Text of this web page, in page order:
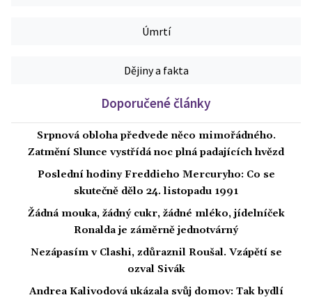
Úmrtí
Dějiny a fakta
Doporučené články
Srpnová obloha předvede něco mimořádného.
Zatmění Slunce vystřídá noc plná padajících hvězd
Poslední hodiny Freddieho Mercuryho: Co se
skutečně dělo 24. listopadu 1991
Žádná mouka, žádný cukr, žádné mléko, jídelníček
Ronalda je záměrně jednotvárný
Nezápasím v Clashi, zdůraznil Roušal. Vzápětí se
ozval Sivák
Andrea Kalivodová ukázala svůj domov: Tak bydlí